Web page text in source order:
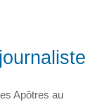
Apôtres au